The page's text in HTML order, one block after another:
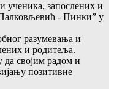
запослених и
- Пинки” у
разумевања и
и родитеља.
својим радом и
позитивне